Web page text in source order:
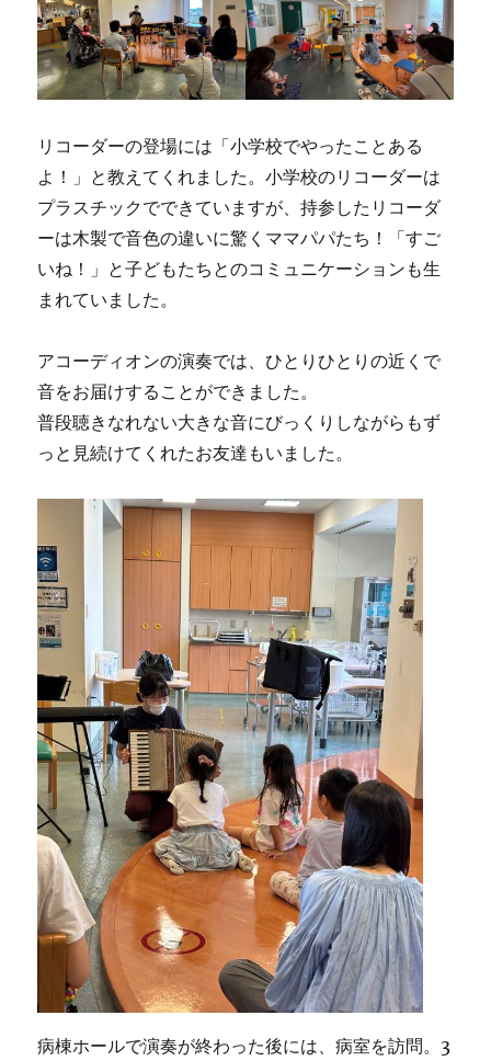
リコーダーの登場には「小学校でやったことある
よ！」と教えてくれました。小学校のリコーダーは
プラスチックでできていますが、持参したリコーダ
ーは木製で音色の違いに驚くママパパたち！「すご
いね！」と子どもたちとのコミュニケーションも生
まれていました。
アコーディオンの演奏では、ひとりひとりの近くで
音をお届けすることができました。
普段聴きなれない大きな音にびっくりしながらもず
っと見続けてくれたお友達もいました。
病棟ホールで演奏が終わった後には、病室を訪問。3